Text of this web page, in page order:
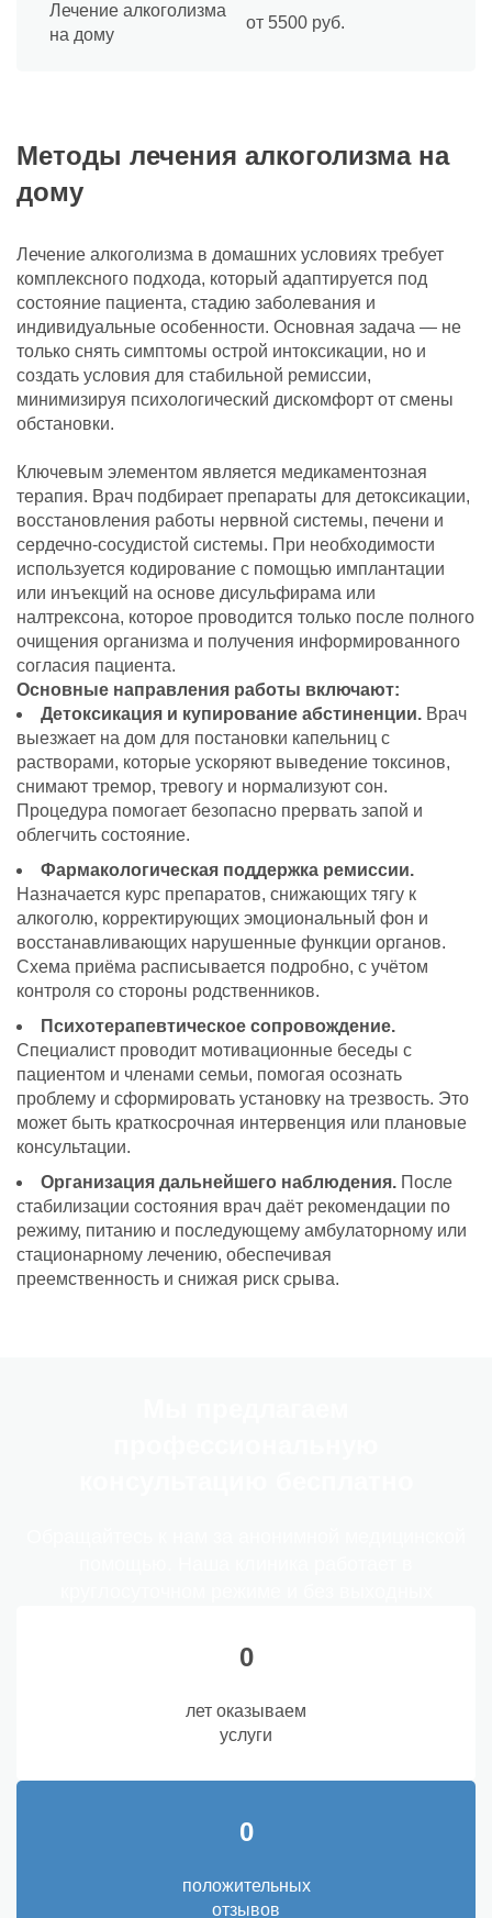
Лечение алкоголизма
на дому
от 5500 руб.
Методы лечения алкоголизма на
дому
Лечение алкоголизма в домашних условиях требует
комплексного подхода, который адаптируется под
состояние пациента, стадию заболевания и
индивидуальные особенности. Основная задача — не
только снять симптомы острой интоксикации, но и
создать условия для стабильной ремиссии,
минимизируя психологический дискомфорт от смены
обстановки.
Ключевым элементом является медикаментозная
терапия. Врач подбирает препараты для детоксикации,
восстановления работы нервной системы, печени и
сердечно-сосудистой системы. При необходимости
используется кодирование с помощью имплантации
или инъекций на основе дисульфирама или
налтрексона, которое проводится только после полного
очищения организма и получения информированного
согласия пациента.
Основные направления работы включают:
Детоксикация и купирование абстиненции. Врач
выезжает на дом для постановки капельниц с
растворами, которые ускоряют выведение токсинов,
снимают тремор, тревогу и нормализуют сон.
Процедура помогает безопасно прервать запой и
облегчить состояние.
Фармакологическая поддержка ремиссии.
Назначается курс препаратов, снижающих тягу к
алкоголю, корректирующих эмоциональный фон и
восстанавливающих нарушенные функции органов.
Схема приёма расписывается подробно, с учётом
контроля со стороны родственников.
Психотерапевтическое сопровождение.
Специалист проводит мотивационные беседы с
пациентом и членами семьи, помогая осознать
проблему и сформировать установку на трезвость. Это
может быть краткосрочная интервенция или плановые
консультации.
Организация дальнейшего наблюдения. После
стабилизации состояния врач даёт рекомендации по
режиму, питанию и последующему амбулаторному или
стационарному лечению, обеспечивая
преемственность и снижая риск срыва.
0
лет оказываем
услуги
0
положительных
отзывов